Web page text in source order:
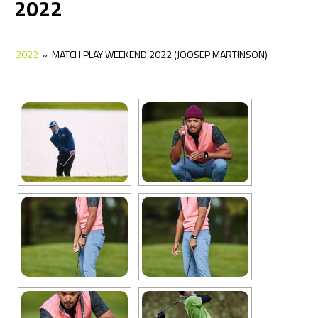
2022
2021
2019
2018
2017
2016
2015
2014
2021
2020
2018
2017
2016
2015
2014
2022
2022 » MATCH PLAY WEEKEND 2022 (JOOSEP MARTINSON)